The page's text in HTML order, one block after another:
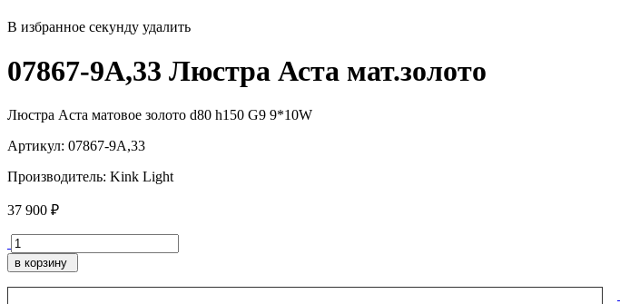
В избранное секунду удалить
07867-9A,33 Люстра Аста мат.золото
Люстра Аста матовое золото d80 h150 G9 9*10W
Артикул: 07867-9A,33
Производитель: Kink Light
37 900 ₽
в корзину